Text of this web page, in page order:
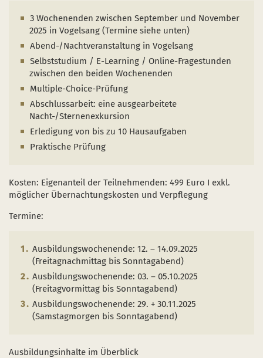
3 Wochenenden zwischen September und November
2025 in Vogelsang (Termine siehe unten)
Abend-/Nachtveranstaltung in Vogelsang
Selbststudium / E-Learning / Online-Fragestunden
zwischen den beiden Wochenenden
Multiple-Choice-Prüfung
Abschlussarbeit: eine ausgearbeitete
Nacht-/Sternenexkursion
Erledigung von bis zu 10 Hausaufgaben
Praktische Prüfung
Kosten: Eigenanteil der Teilnehmenden: 499 Euro I exkl.
möglicher Übernachtungskosten und Verpflegung
Termine:
Ausbildungswochenende: 12. – 14.09.2025
(Freitagnachmittag bis Sonntagabend)
Ausbildungswochenende: 03. – 05.10.2025
(Freitagvormittag bis Sonntagabend)
Ausbildungswochenende: 29. + 30.11.2025
(Samstagmorgen bis Sonntagabend)
Ausbildungsinhalte im Überblick